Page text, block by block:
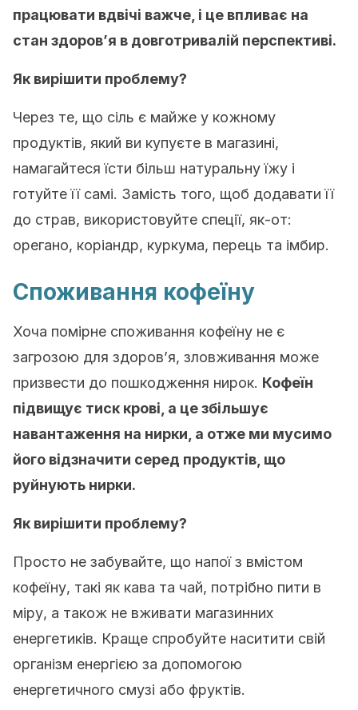
працювати вдвічі важче, і це впливає на
стан здоров’я в довготривалій перспективі.
Як вирішити проблему?
Через те, що сіль є майже у кожному
продуктів, який ви купуєте в магазині,
намагайтеся їсти більш натуральну їжу і
готуйте її самі. Замість того, щоб додавати її
до страв, використовуйте спеції, як-от:
орегано, коріандр, куркума, перець та імбир.
Споживання кофеїну
Хоча помірне споживання кофеїну не є
загрозою для здоров’я, зловживання може
призвести до пошкодження нирок. Кофеїн
підвищує тиск крові, а це збільшує
навантаження на нирки, а отже ми мусимо
його відзначити серед продуктів, що
руйнують нирки.
Як вирішити проблему?
Просто не забувайте, що напої з вмістом
кофеїну, такі як кава та чай, потрібно пити в
міру, а також не вживати магазинних
енергетиків. Краще спробуйте наситити свій
організм енергією за допомогою
енергетичного смузі або фруктів.